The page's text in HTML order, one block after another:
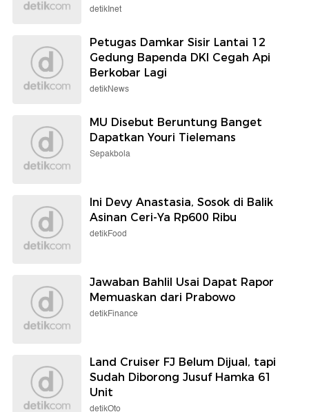
detikInet
Petugas Damkar Sisir Lantai 12
Gedung Bapenda DKI Cegah Api
Berkobar Lagi
detikNews
MU Disebut Beruntung Banget
Dapatkan Youri Tielemans
Sepakbola
Ini Devy Anastasia, Sosok di Balik
Asinan Ceri-Ya Rp600 Ribu
detikFood
Jawaban Bahlil Usai Dapat Rapor
Memuaskan dari Prabowo
detikFinance
Land Cruiser FJ Belum Dijual, tapi
Sudah Diborong Jusuf Hamka 61
Unit
detikOto